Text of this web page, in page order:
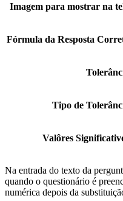
Imagem para mostrar na
Fórmula da Resposta
Tipo de
Valôres
Na entrada do texto da
quando o questionário é
numérica depois da